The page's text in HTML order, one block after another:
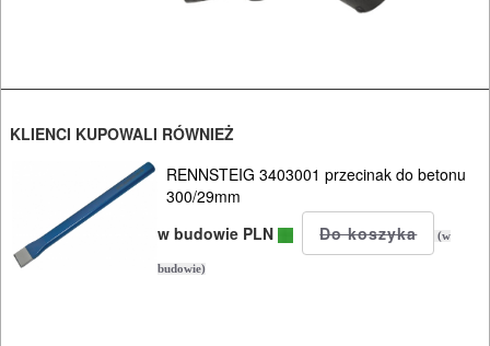
opalarek
Do
pilarek
i
zagłębiar..
KLIENCI KUPOWALI RÓWNIEŻ
RENNSTEIG 3403001 przecinak do betonu
300/29mm
w budowie PLN
(w
budowie)